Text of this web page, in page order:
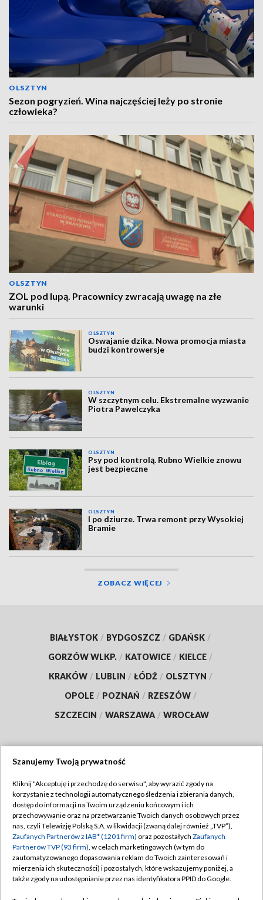
OLSZTYN
Sezon pogryzień. Wina najczęściej leży po stronie
człowieka?
OLSZTYN
ZOL pod lupą. Pracownicy zwracają uwagę na złe
warunki
OLSZTYN
Oswajanie dzika. Nowa promocja miasta
budzi kontrowersje
OLSZTYN
W szczytnym celu. Ekstremalne wyzwanie
Piotra Pawelczyka
OLSZTYN
Psy pod kontrolą. Rubno Wielkie znowu
jest bezpieczne
OLSZTYN
I po dziurze. Trwa remont przy Wysokiej
Bramie
ZOBACZ WIĘCEJ
BIAŁYSTOK / BYDGOSZCZ / GDAŃSK /
GORZÓW WLKP. / KATOWICE / KIELCE /
KRAKÓW / LUBLIN / ŁÓDŹ / OLSZTYN /
OPOLE / POZNAŃ / RZESZÓW /
SZCZECIN / WARSZAWA / WROCŁAW
TVP
Abonament TVP
Emisja w TVP
Centrum informacji TVP
Naziemna Telewizja Cyfrowa
Regulamin TVP
Polityka prywatności
Moje zgody
Pomoc
Szanujemy Twoją prywatność
Kliknij "Akceptuję i przechodzę do serwisu", aby wyrazić zgody na
korzystanie z technologii automatycznego śledzenia i zbierania danych,
dostęp do informacji na Twoim urządzeniu końcowym i ich
przechowywanie oraz na przetwarzanie Twoich danych osobowych przez
nas, czyli Telewizję Polską S.A. w likwidacji (zwaną dalej również „TVP”),
Zaufanych Partnerów z IAB* (1201 firm) oraz pozostałych Zaufanych
Partnerów TVP (93 firm), w celach marketingowych (w tym do
zautomatyzowanego dopasowania reklam do Twoich zainteresowań i
mierzenia ich skuteczności) i pozostałych, które wskazujemy poniżej, a
także zgody na udostępnianie przez nas identyfikatora PPID do Google.